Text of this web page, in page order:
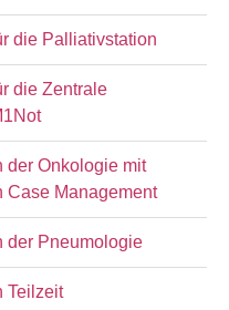
die Palliativstation
die Zentrale
der Onkologie mit
Case Management
der Pneumologie
Teilzeit